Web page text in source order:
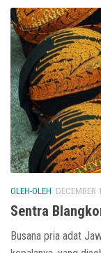
OLEH-OLEH
Sentra
Busana pria adat